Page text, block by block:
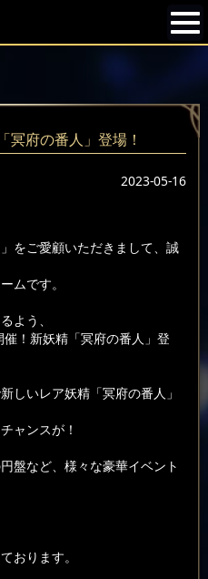
冥府の番人」登場！
2023-05-16
をご愛顧いただきまして、誠
ムです。
よう、
！新妖精「冥府の番人」登
しいレア妖精「冥府の番人」
ャンスが！
盤など、様々な豪華イベント
おります。